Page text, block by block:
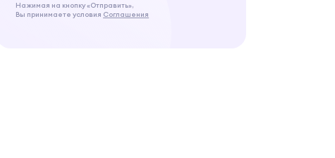
Нажимая на кнопку «Отправить»,
Вы принимаете условия Соглашения